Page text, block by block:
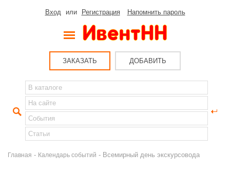
Вход или Регистрация Напомнить пароль
ЗАКАЗАТЬ ДОБАВИТЬ
Главная - Календарь событий - Всемирный день экскурсовода